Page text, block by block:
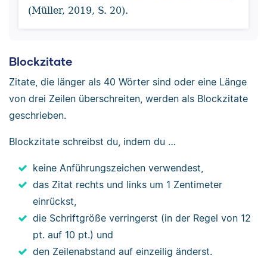
(Müller, 2019, S. 20).
Blockzitate
Zitate, die länger als 40 Wörter sind oder eine Länge
von drei Zeilen überschreiten, werden als Blockzitate
geschrieben.
Blockzitate schreibst du, indem du …
keine Anführungszeichen verwendest,
das Zitat rechts und links um 1 Zentimeter
einrückst,
die Schriftgröße verringerst (in der Regel von 12
pt. auf 10 pt.) und
den Zeilenabstand auf einzeilig änderst.